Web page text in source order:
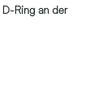
Ring an der